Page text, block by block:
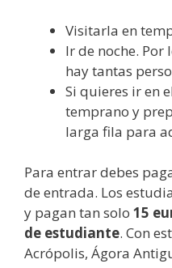
Visitarla en
Ir de noche. Por
hay tantas
Si quieres ir en
temprano y
larga fila para
Para entrar debes
de entrada. Los
y pagan tan solo 15
de estudiante. Con
Acrópolis, Ágora